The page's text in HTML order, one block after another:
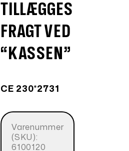
TILLÆGGES
FRAGT VED
“KASSEN”
CE 230*2731
Varenummer
(SKU):
6100120